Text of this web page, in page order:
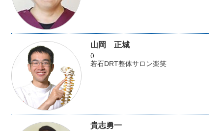
山岡 正城
()
若石DRT整体サロン楽笑
貴志勇一